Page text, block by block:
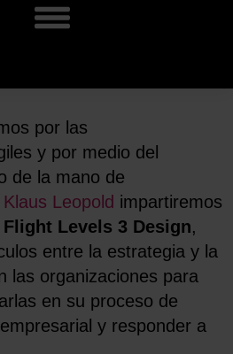
por las
y por medio del
de la mano de
Klaus Leopold impartiremos
Levels 3 Design,
entre la estrategia y la
las organizaciones para
en su proceso de
y responder a